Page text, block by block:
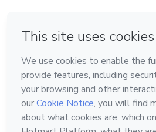
Hecho con❤ en Belo Horizonte
Conoce Hotmart